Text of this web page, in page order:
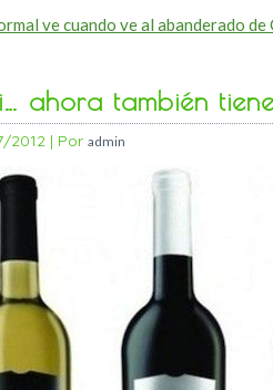
ve cuando ve al abanderado de
ahora también
2012| Por admin